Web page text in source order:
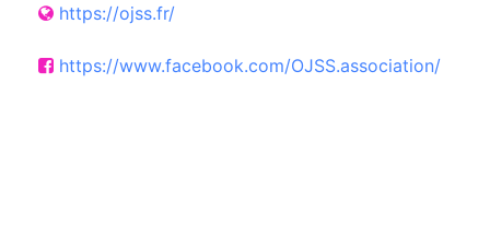
https://ojss.fr/
https://www.facebook.com/OJSS.association/